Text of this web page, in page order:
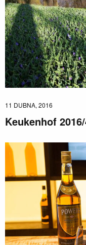
11 DUBNA, 2016
Keukenhof